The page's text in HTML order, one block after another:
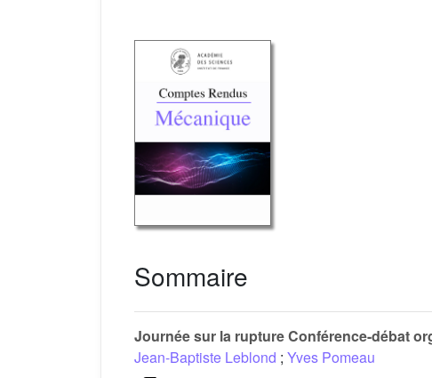
Sommaire
Journée sur la rupture Conférence-débat
Jean-Baptiste Leblond ; Yves Pomeau